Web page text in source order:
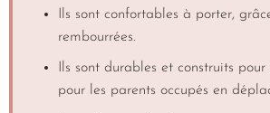
Ils sont confortables à porter,
rembourrées.
Ils sont durables et construits
pour les parents occupés en